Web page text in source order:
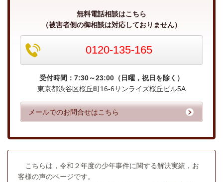
無料電話相談はこちら
（被害者側の御相談は対応しておりません）
0120-135-165
受付時間：7:30～23:00（日曜，祝日を除く）
東京都渋谷区桜丘町16-6サンライズ桜丘ビル5A
メールでのお問合せはこちら
こちらは，令和２年度の少年事件に関する解決実績，お
客様の声のページです。